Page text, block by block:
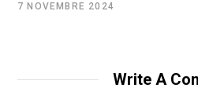
7 NOVEMBRE 2024
Write A